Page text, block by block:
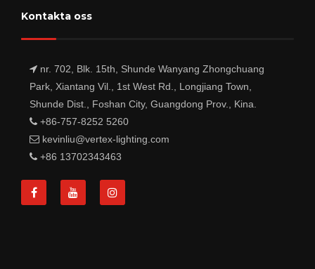
Kontakta oss
nr. 702, Blk. 15th, Shunde Wanyang Zhongchuang
Park, Xiantang Vil., 1st West Rd., Longjiang Town,
Shunde Dist., Foshan City, Guangdong Prov., Kina.
+86-757-8252 5260
kevinliu@vertex-lighting.com
+86 13702343463